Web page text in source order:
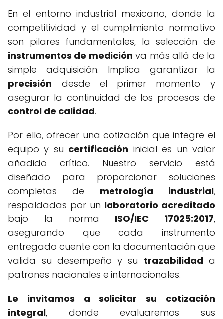
En el entorno industrial mexicano, donde la
competitividad y el cumplimiento normativo
son pilares fundamentales, la selección de
instrumentos de medición va más allá de la
simple adquisición. Implica garantizar la
precisión desde el primer momento y
asegurar la continuidad de los procesos de
control de calidad.
Por ello, ofrecer una cotización que integre el
equipo y su certificación inicial es un valor
añadido crítico. Nuestro servicio está
diseñado para proporcionar soluciones
completas de metrología industrial,
respaldadas por un laboratorio acreditado
bajo la norma ISO/IEC 17025:2017,
asegurando que cada instrumento
entregado cuente con la documentación que
valida su desempeño y su trazabilidad a
patrones nacionales e internacionales.
Le invitamos a solicitar su cotización
integral, donde evaluaremos sus